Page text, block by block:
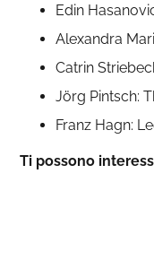
Edin
Alexandra
Catrin
Jörg Pintsch:
Franz Hagn:
Ti possono